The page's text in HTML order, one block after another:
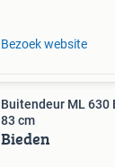
Bezoek website
Buitendeur ML 630
83 cm
Bieden